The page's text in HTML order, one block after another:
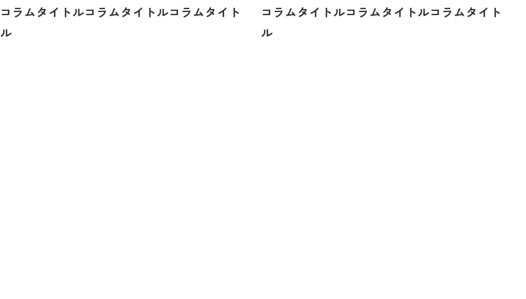
コラムタイトルコラムタイトルコラムタイト
ル
コラムタイトルコラムタイトルコラムタイト
ル